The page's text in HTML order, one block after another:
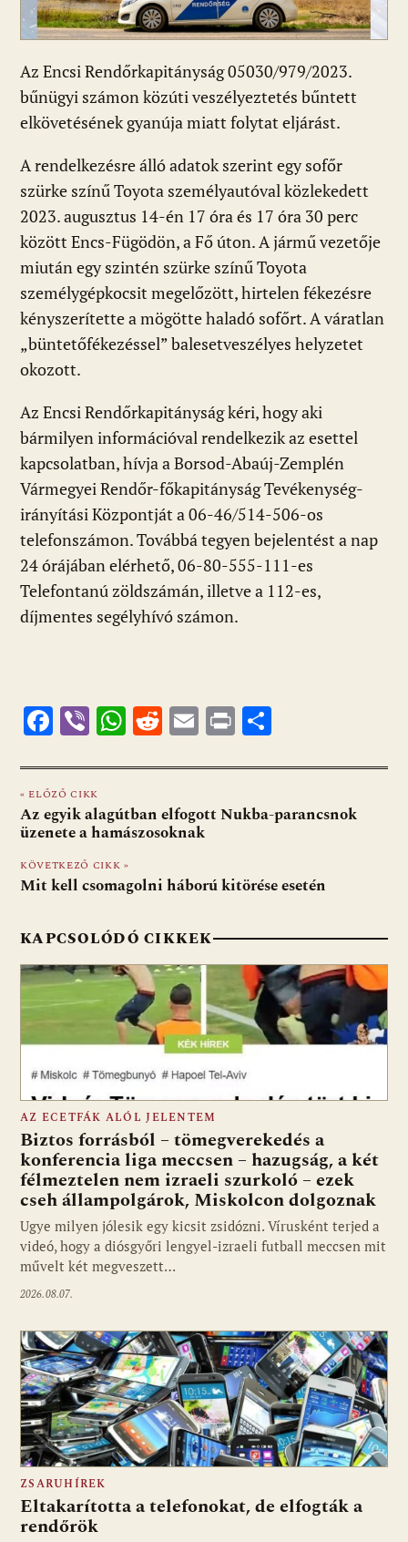
Az Encsi Rendőrkapitányság 05030/979/2023.
bűnügyi számon közúti veszélyeztetés bűntett
elkövetésének gyanúja miatt folytat eljárást.
A rendelkezésre álló adatok szerint egy sofőr
szürke színű Toyota személyautóval közlekedett
2023. augusztus 14-én 17 óra és 17 óra 30 perc
között Encs-Fügödön, a Fő úton. A jármű vezetője
miután egy szintén szürke színű Toyota
személygépkocsit megelőzött, hirtelen fékezésre
kényszerítette a mögötte haladó sofőrt. A váratlan
„büntetőfékezéssel” balesetveszélyes helyzetet
okozott.
Az Encsi Rendőrkapitányság kéri, hogy aki
bármilyen információval rendelkezik az esettel
kapcsolatban, hívja a Borsod-Abaúj-Zemplén
Vármegyei Rendőr-főkapitányság Tevékenység-
irányítási Központját a 06-46/514-506-os
telefonszámon. Továbbá tegyen bejelentést a nap
24 órájában elérhető, 06-80-555-111-es
Telefontanú zöldszámán, illetve a 112-es,
díjmentes segélyhívó számon.
F
e
b
o
o
k
Vi
er
W
at
s
A
p
p
R
d
di
t
E
ai
l
Pr
t za
m
« ELŐZŐ CIKK
Az egyik alagútban elfogott Nukba-parancsnok
üzenete a hamászosoknak
KÖVETKEZŐ CIKK »
Mit kell csomagolni háború kitörése esetén
KAPCSOLÓDÓ CIKKEK
AZ ECETFÁK ALÓL JELENTEM
Biztos forrásból – tömegverekedés a
konferencia liga meccsen – hazugság, a két
félmeztelen nem izraeli szurkoló – ezek
cseh állampolgárok, Miskolcon dolgoznak
Ugye milyen jólesik egy kicsit zsidózni. Vírusként terjed a
videó, hogy a diósgyőri lengyel-izraeli futball meccsen mit
művelt két megveszett…
2026.08.07.
ZSARUHÍREK
Eltakarította a telefonokat, de elfogták a
rendőrök